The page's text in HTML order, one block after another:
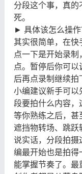
分段这个事，真的
死。
► 具体该怎么操作
其实很简单，在快
点一下是开始录
点。暂停后你可
后再点录制继续拍
小编建议新手可以
段要拍什么内容，
等你熟练之后，甚
遮挡物转场、跳跃
说实话，分段拍摄
编最开始也是拍得
能掌握节奏了。